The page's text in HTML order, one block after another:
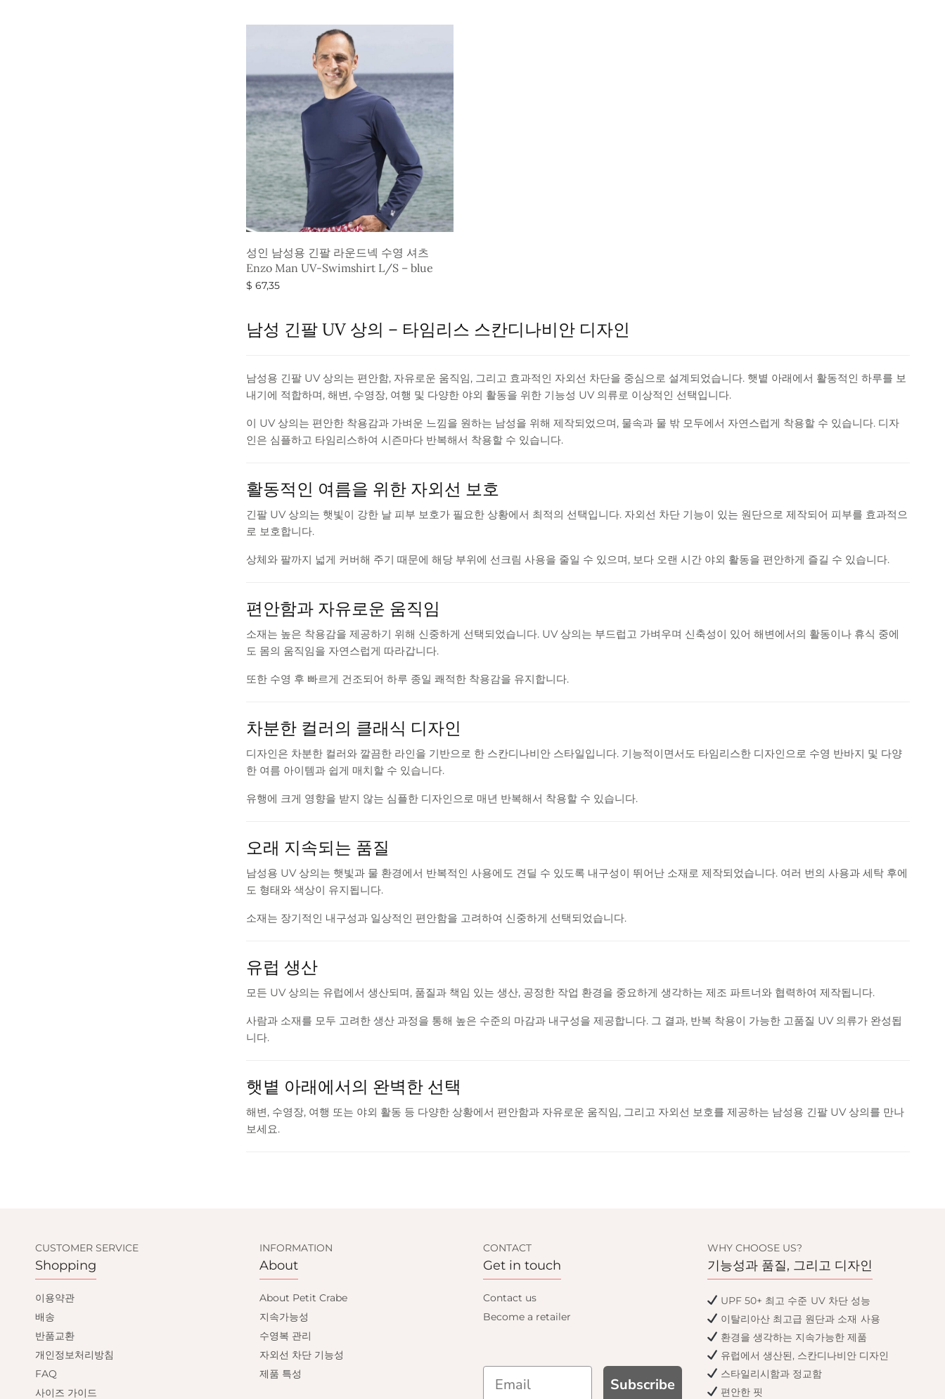
성인 남성용 긴팔 라운드넥 수영 셔츠
Enzo Man UV-Swimshirt L/S – blue
$ 67,35
남성 긴팔 UV 상의 – 타임리스 스칸디나비안 디자인
남성용 긴팔 UV 상의는 편안함, 자유로운 움직임, 그리고 효과적인 자외선 차단을 중심으로 설계되었습니다. 햇볕 아래에서 활동적인 하루를 보
내기에 적합하며, 해변, 수영장, 여행 및 다양한 야외 활동을 위한 기능성 UV 의류로 이상적인 선택입니다.
이 UV 상의는 편안한 착용감과 가벼운 느낌을 원하는 남성을 위해 제작되었으며, 물속과 물 밖 모두에서 자연스럽게 착용할 수 있습니다. 디자
인은 심플하고 타임리스하여 시즌마다 반복해서 착용할 수 있습니다.
활동적인 여름을 위한 자외선 보호
긴팔 UV 상의는 햇빛이 강한 날 피부 보호가 필요한 상황에서 최적의 선택입니다. 자외선 차단 기능이 있는 원단으로 제작되어 피부를 효과적으
로 보호합니다.
상체와 팔까지 넓게 커버해 주기 때문에 해당 부위에 선크림 사용을 줄일 수 있으며, 보다 오랜 시간 야외 활동을 편안하게 즐길 수 있습니다.
편안함과 자유로운 움직임
소재는 높은 착용감을 제공하기 위해 신중하게 선택되었습니다. UV 상의는 부드럽고 가벼우며 신축성이 있어 해변에서의 활동이나 휴식 중에
도 몸의 움직임을 자연스럽게 따라갑니다.
또한 수영 후 빠르게 건조되어 하루 종일 쾌적한 착용감을 유지합니다.
차분한 컬러의 클래식 디자인
디자인은 차분한 컬러와 깔끔한 라인을 기반으로 한 스칸디나비안 스타일입니다. 기능적이면서도 타임리스한 디자인으로 수영 반바지 및 다양
한 여름 아이템과 쉽게 매치할 수 있습니다.
유행에 크게 영향을 받지 않는 심플한 디자인으로 매년 반복해서 착용할 수 있습니다.
오래 지속되는 품질
남성용 UV 상의는 햇빛과 물 환경에서 반복적인 사용에도 견딜 수 있도록 내구성이 뛰어난 소재로 제작되었습니다. 여러 번의 사용과 세탁 후에
도 형태와 색상이 유지됩니다.
소재는 장기적인 내구성과 일상적인 편안함을 고려하여 신중하게 선택되었습니다.
유럽 생산
모든 UV 상의는 유럽에서 생산되며, 품질과 책임 있는 생산, 공정한 작업 환경을 중요하게 생각하는 제조 파트너와 협력하여 제작됩니다.
사람과 소재를 모두 고려한 생산 과정을 통해 높은 수준의 마감과 내구성을 제공합니다. 그 결과, 반복 착용이 가능한 고품질 UV 의류가 완성됩
니다.
햇볕 아래에서의 완벽한 선택
해변, 수영장, 여행 또는 야외 활동 등 다양한 상황에서 편안함과 자유로운 움직임, 그리고 자외선 보호를 제공하는 남성용 긴팔 UV 상의를 만나
보세요.
CUSTOMER SERVICE
Shopping
이용약관
배송
반품교환
개인정보처리방침
FAQ
사이즈 가이드
INFORMATION
About
About Petit Crabe
지속가능성
수영복 관리
자외선 차단 기능성
제품 특성
CONTACT
Get in touch
Contact us
Become a retailer
Subscribe
WHY CHOOSE US?
기능성과 품질, 그리고 디자인
UPF 50+ 최고 수준 UV 차단 성능
이탈리아산 최고급 원단과 소재 사용
환경을 생각하는 지속가능한 제품
유럽에서 생산된, 스칸디나비안 디자인
스타일리시함과 정교함
편안한 핏
SIGN UP AND GET
Save on your first order and get email only
offers when you join.